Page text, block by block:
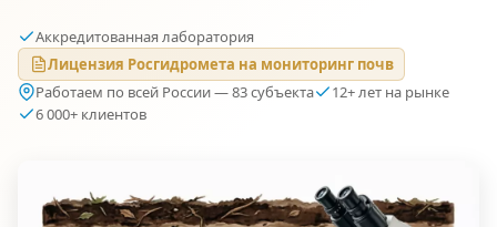
Аккредитованная лаборатория
Лицензия Росгидромета на мониторинг почв
Работаем по всей России — 83 субъекта
12+ лет на рынке
6 000+ клиентов